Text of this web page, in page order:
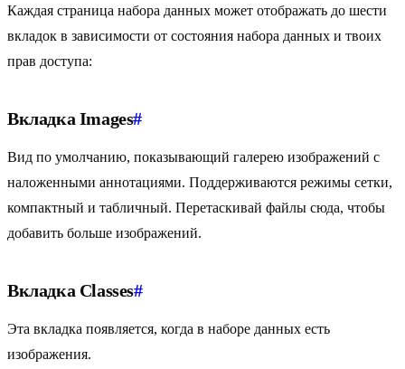
Каждая страница набора данных может отображать до шести
вкладок в зависимости от состояния набора данных и твоих
прав доступа:
Вкладка Images#
Вид по умолчанию, показывающий галерею изображений с
наложенными аннотациями. Поддерживаются режимы сетки,
компактный и табличный. Перетаскивай файлы сюда, чтобы
добавить больше изображений.
Вкладка Classes#
Эта вкладка появляется, когда в наборе данных есть
изображения.